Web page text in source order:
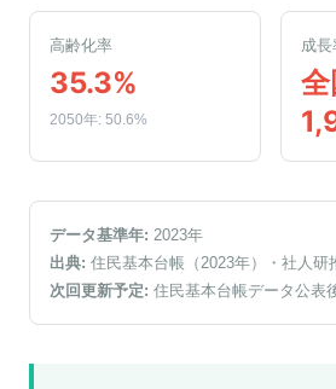
高齢化率
35.3%
2050年: 50.6%
成長
データ基準年: 2023年
出典: 住民基本台帳（2023年）
・社人研
次回更新予定: 住民基本台帳データ公表